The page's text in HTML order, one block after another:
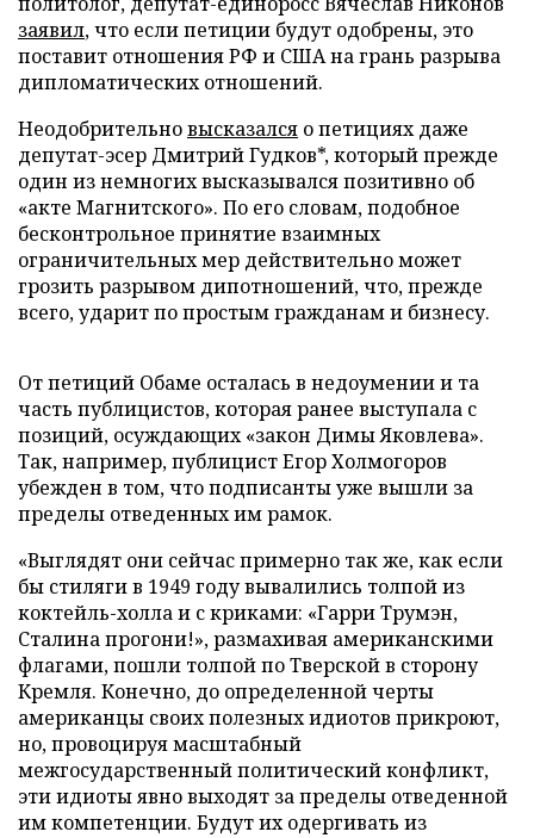
заявил, что если петиции будут одобрены, это
поставит отношения РФ и США на грань разрыва
дипломатических отношений.
Неодобрительновысказался о петициях даже
депутат-эсер Дмитрий Гудков*, который прежде
один из немногих высказывался позитивно об
«акте Магнитского». По его словам, подобное
бесконтрольное принятие взаимных
ограничительных мер действительно может
грозить разрывом дипотношений, что, прежде
всего, ударит по простым гражданам и бизнесу.
От петиций Обаме осталась в недоумении и та
часть публицистов, которая ранее выступала с
позиций, осуждающих «закон Димы Яковлева».
Так, например, публицист Егор Холмогоров
убежден в том, что подписанты уже вышли за
пределы отведенных им рамок.
«Выглядят они сейчас примерно так же, как если
бы стиляги в 1949 году вывалились толпой из
коктейль-холла и с криками: «Гарри Трумэн,
Сталина прогони!», размахивая американскими
флагами, пошли толпой по Тверской в сторону
Кремля. Конечно, до определенной черты
американцы своих полезных идиотов прикроют,
но, провоцируя масштабный
межгосударственный политический конфликт,
эти идиоты явно выходят за пределы отведенной
им компетенции. Будут их одергивать из